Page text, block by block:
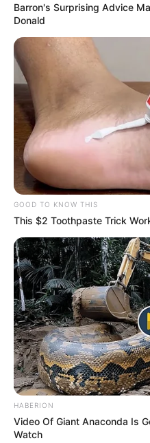
Barron's Surprising Advice
Donald
GOOD TO KNOW THIS
This $2 Toothpaste Trick
HABERION
Video Of Giant Anaconda Is
Watch